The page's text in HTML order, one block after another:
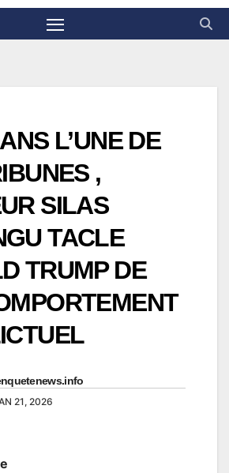
L’UNE DE
,
SILAS
TACLE
TRUMP DE
21, 2026